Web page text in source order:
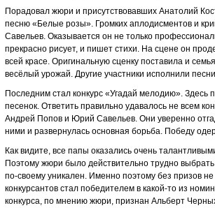
Порадовал жюри и присутствовавших Анатолий
песню «Белые розы». Громких аплодисментов и
Савельев. Оказывается он не только
прекрасно рисует, и пишет стихи. На сцене он
всей красе. Оригинальную сценку поставила и
весёлый урожай. Другие участники исполнили
Последним стал конкурс «Угадай мелодию». Здесь
песенок. Ответить правильно удавалось не всем
Андрей Попов и Юрий Савельев. Они уверенно
ними и развернулась основная борьба. Победу
Как видите, все папы оказались очень
Поэтому жюри было действительно трудно
по-своему уникален. Именно поэтому без призов
конкурсантов стал победителем в какой-то из
конкурса, по мнению жюри, признан Альберт